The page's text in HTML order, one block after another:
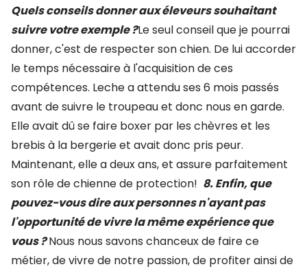
Quels conseils donner aux éleveurs souhaitant
suivre votre exemple ?Le seul conseil que je pourrai
donner, c'est de respecter son chien. De lui accorder
le temps nécessaire à l'acquisition de ces
compétences. Leche a attendu ses 6 mois passés
avant de suivre le troupeau et donc nous en garde.
Elle avait dû se faire boxer par les chèvres et les
brebis à la bergerie et avait donc pris peur.
Maintenant, elle a deux ans, et assure parfaitement
son rôle de chienne de protection! 8. Enfin, que
pouvez-vous dire aux personnes n'ayant pas
l'opportunité de vivre la même expérience que
vous ?Nous nous savons chanceux de faire ce
métier, de vivre de notre passion, de profiter ainsi de